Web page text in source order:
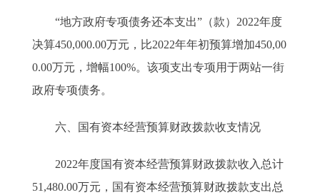
“地方政府专项债务还本支出”（款）2022年度
决算450,000.00万元，比2022年年初预算增加450,00
0.00万元，增幅100%。该项支出专项用于两站一街
政府专项债务。
六、国有资本经营预算财政拨款收支情况
2022年度国有资本经营预算财政拨款收入总计
51,480.00万元，国有资本经营预算财政拨款支出总